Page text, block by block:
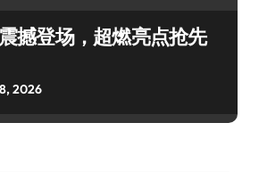
撼登场，超燃亮点抢先
2026